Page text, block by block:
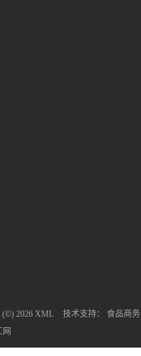
(©) 2026 XML 技术支持： 食品商务
网